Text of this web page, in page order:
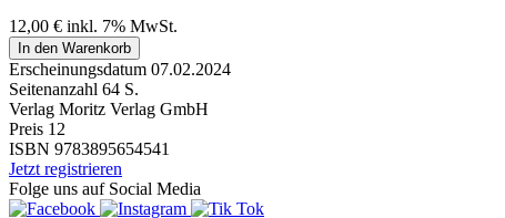
12,00 € inkl. 7% MwSt.
In den Warenkorb
Erscheinungsdatum 07.02.2024
Seitenanzahl 64 S.
Verlag Moritz Verlag GmbH
Preis 12
ISBN 9783895654541
Jetzt registrieren
Folge uns auf Social Media